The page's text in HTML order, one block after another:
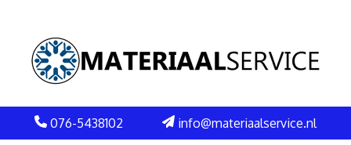
076-5438102 info@materiaalservice.nl